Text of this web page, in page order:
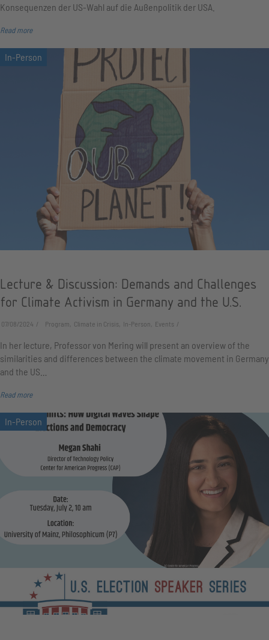
Konsequenzen der US-Wahl auf die Außenpolitik der USA.
Read more
Lecture & Discussion: Demands and Challenges
for Climate Activism in Germany and the U.S.
07/08/2024 Program, Climate in Crisis, In-Person, Events
In her lecture, Professor von Mering will present an overview of the
similarities and differences between the climate movement in Germany
and the US…
Read more